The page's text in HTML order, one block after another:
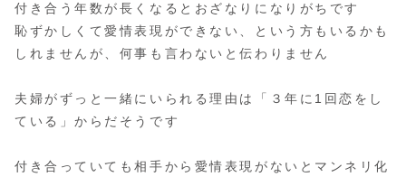
付き合う年数が長くなるとおざなりになりがちです
恥ずかしくて愛情表現ができない、という方もいるかも
しれませんが、何事も言わないと伝わりません
夫婦がずっと一緒にいられる理由は「３年に1回恋をし
ている」からだそうです
付き合っていても相手から愛情表現がないとマンネリ化